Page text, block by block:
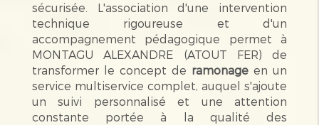
sécurisée. L'association d'une intervention
technique rigoureuse et d'un
accompagnement pédagogique permet à
MONTAGU ALEXANDRE (ATOUT FER) de
transformer le concept de ramonage en un
service multiservice complet, auquel s'ajoute
un suivi personnalisé et une attention
constante portée à la qualité des